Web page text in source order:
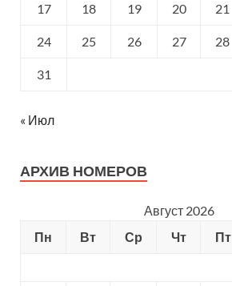
17 18 19 20 21
24 25 26 27 28
31
« Июл
АРХИВ НОМЕРОВ
Август 2026
Пн
Вт Ср Чт Пт